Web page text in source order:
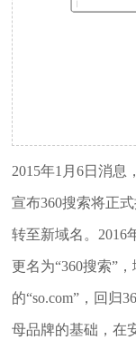
2015年1月6日消息
宣布360搜索将正
转至新域名。2016
更名为“360搜索”
的“so.com”，回归
母品牌的基础，在